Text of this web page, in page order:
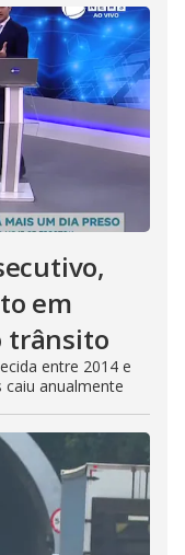
em
trânsito
entre 2014 e
anualmente